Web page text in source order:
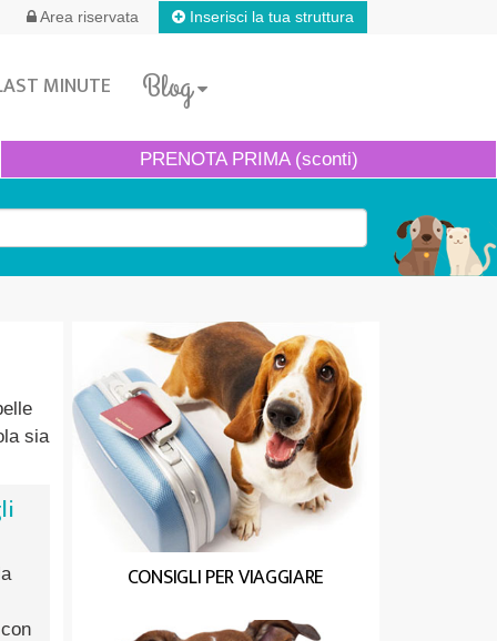
Area riservata Inserisci la tua struttura
MINUTE Blog
PRENOTAPRIMA (sconti)
sia
CONSIGLI PER VIAGGIARE